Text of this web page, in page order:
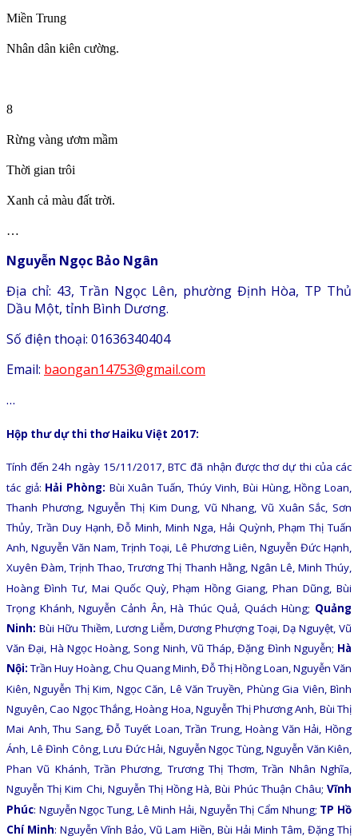
Miền Trung
Nhân dân kiên cường.
8
Rừng vàng ươm mầm
Thời gian trôi
Xanh cả màu đất trời.
…
Nguyễn Ngọc Bảo Ngân
Địa chỉ: 43, Trần Ngọc Lên, phường Định Hòa, TP Thủ
Dầu Một, tỉnh Bình Dương.
Số điện thoại: 01636340404
Email: baongan14753@gmail.com
…
Hộp thư dự thi thơ Haiku Việt 2017:
Tính đến 24h ngày 15/11/2017, BTC đã nhận được thơ dự thi của các
tác giả: Hải Phòng: Bùi Xuân Tuấn, Thúy Vinh, Bùi Hùng, Hồng Loan,
Thanh Phương, Nguyễn Thị Kim Dung, Vũ Nhang, Vũ Xuân Sắc, Sơn
Thủy, Trần Duy Hạnh, Đỗ Minh, Minh Nga, Hải Quỳnh, Phạm Thị Tuấn
Anh, Nguyễn Văn Nam, Trịnh Toại, Lê Phương Liên, Nguyễn Đức Hạnh,
Xuyên Đàm, Trịnh Thao, Trương Thị Thanh Hằng, Ngân Lê, Minh Thúy,
Hoàng Đình Tư, Mai Quốc Quỳ, Phạm Hồng Giang, Phan Dũng, Bùi
Trọng Khánh, Nguyễn Cảnh Ân, Hà Thúc Quả, Quách Hùng; Quảng
Ninh: Bùi Hữu Thiềm, Lương Liễm, Dương Phượng Toại, Dạ Nguyệt, Vũ
Văn Đại, Hà Ngọc Hoàng, Song Ninh, Vũ Tháp, Đặng Đình Nguyễn; Hà
Nội:Trần Huy Hoàng, Chu Quang Minh, Đỗ Thị Hồng Loan, Nguyễn Văn
Kiên, Nguyễn Thị Kim, Ngọc Căn, Lê Văn Truyền, Phùng Gia Viên, Bình
Nguyên, Cao Ngọc Thắng, Hoàng Hoa, Nguyễn Thị Phương Anh, Bùi Thị
Mai Anh, Thu Sang, Đỗ Tuyết Loan, Trần Trung, Hoàng Văn Hải, Hồng
Ánh, Lê Đình Công, Lưu Đức Hải, Nguyễn Ngọc Tùng, Nguyễn Văn Kiên,
Phan Vũ Khánh, Trần Phương, Trương Thị Thơm, Trần Nhân Nghĩa,
Nguyễn Thị Kim Chi, Nguyễn Thị Hồng Hà, Bùi Phúc Thuận Châu; Vĩnh
Phúc: Nguyễn Ngọc Tung, Lê Minh Hải, Nguyễn Thị Cẩm Nhung; TP Hồ
Chí Minh: Nguyễn Vĩnh Bảo, Vũ Lam Hiền, Bùi Hải Minh Tâm, Đặng Thị